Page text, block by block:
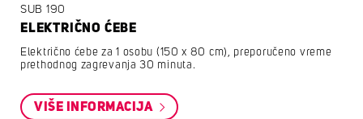
SUB 190
ELEKTRIČNO ĆEBE
Električno ćebe za 1 osobu (150 x 80 cm), preporučeno vreme
prethodnog zagrevanja 30 minuta.
VIŠE INFORMACIJA